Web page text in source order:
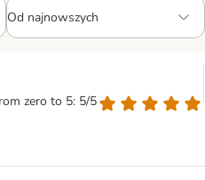
zero to 5: 5/5